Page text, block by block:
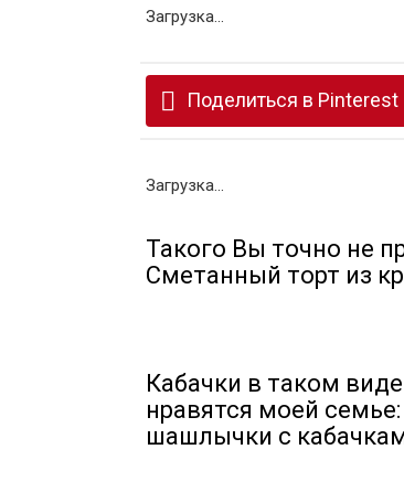
Загрузка...
Поделиться в Pinterest
Загрузка...
Такого Вы точно не
Сметанный торт из
Кабачки в таком
нравятся моей
шашлычки с